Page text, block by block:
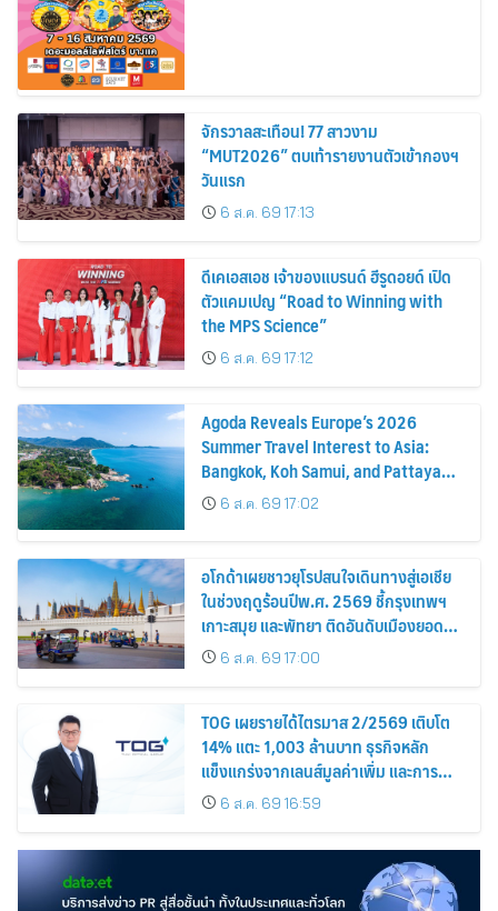
จักรวาลสะเทือน! 77 สาวงาม
“MUT2026” ตบเท้ารายงานตัวเข้ากองฯ
วันแรก
6 ส.ค. 69 17:13
ดีเคเอสเอช เจ้าของแบรนด์ ฮีรูดอยด์ เปิด
ตัวแคมเปญ “Road to Winning with
the MPS Science”
6 ส.ค. 69 17:12
Agoda Reveals Europe’s 2026
Summer Travel Interest to Asia:
Bangkok, Koh Samui, and Pattaya
Among the Top Cities
6 ส.ค. 69 17:02
อโกด้าเผยชาวยุโรปสนใจเดินทางสู่เอเชีย
ในช่วงฤดูร้อนปีพ.ศ. 2569 ชี้กรุงเทพฯ
เกาะสมุย และพัทยา ติดอันดับเมืองยอด
นิยม6 ส.ค. 69 17:00
TOG เผยรายได้ไตรมาส 2/2569 เติบโต
14% แตะ 1,003 ล้านบาท ธุรกิจหลัก
แข็งแกร่งจากเลนส์มูลค่าเพิ่ม และการ
ขยายตลาดต่างประเทศ พร้อมเดินหน้า
ลงทุนเพื่อการเติบโตระยะยาว
6 ส.ค. 69 16:59